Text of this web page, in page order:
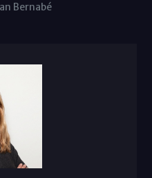
Bernabé